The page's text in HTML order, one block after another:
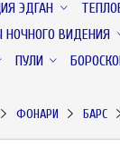
ЭДГАН
НОЧНОГО ВИДЕНИЯ
ПУЛИ
ФОНАРИ БАРС